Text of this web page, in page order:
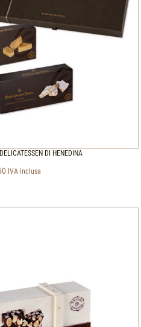
DI HENEDINA
IVA inclusa